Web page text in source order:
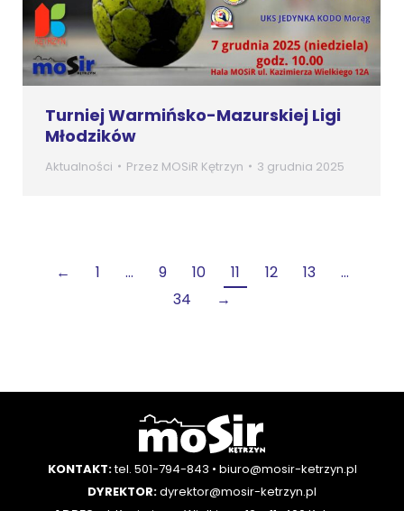
Turniej Warmińsko-Mazurskiej Ligi
Młodzików
Aktualności Przez MOSiR Kętrzyn 3 grudnia 2025
← 1 … 9 10 11 12 13
…
34
→
KONTAKT:tel. 501-794-843 • biuro@mosir-ketrzyn.pl
DYREKTOR:dyrektor@mosir-ketrzyn.pl